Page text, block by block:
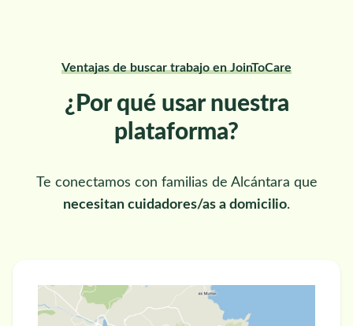
Ventajas de buscar trabajo en JoinToCare
¿Por qué usar nuestra
plataforma?
Te conectamos con familias de Alcántara que
necesitan cuidadores/as a domicilio.